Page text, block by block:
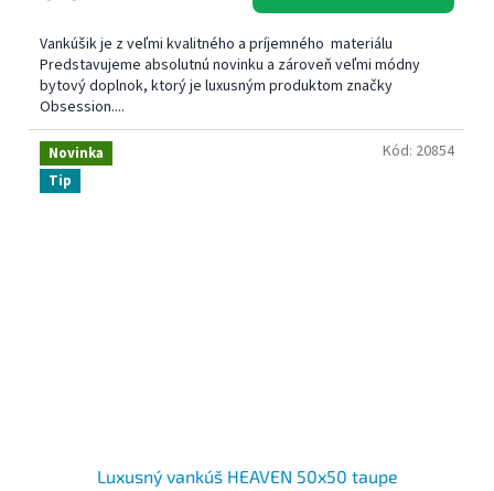
Vankúšik je z veľmi kvalitného a príjemného materiálu
Predstavujeme absolutnú novinku a zároveň veľmi módny
bytový doplnok, ktorý je luxusným produktom značky
Obsession....
Novinka
Tip
Luxusný vankúš HEAVEN 50x50 taupe
Kód: 20854